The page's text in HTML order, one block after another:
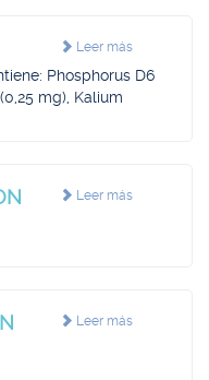
Leer más
Phosphorus D6
mg), Kalium
Leer más
Leer más